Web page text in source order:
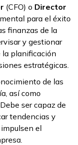
(CFO) o Director
para el éxito
finanzas de la
y gestionar
la planificación
estratégicas.
de las
así como
ser capaz de
tendencias y
el